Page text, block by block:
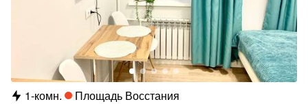
1-комн.
Площадь Восстания